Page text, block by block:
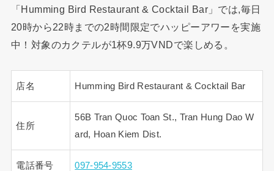
「Humming Bird Restaurant & Cocktail Bar」では,毎日
20時から22時までの2時間限定でハッピーアワーを実施
中！対象のカクテルが1杯9.9万VNDで楽しめる。
店名 Humming Bird Restaurant & Cocktail Bar
住所
56B Tran Quoc Toan St., Tran Hung Dao W
ard, Hoan Kiem Dist.
電話番号 097-954-9553